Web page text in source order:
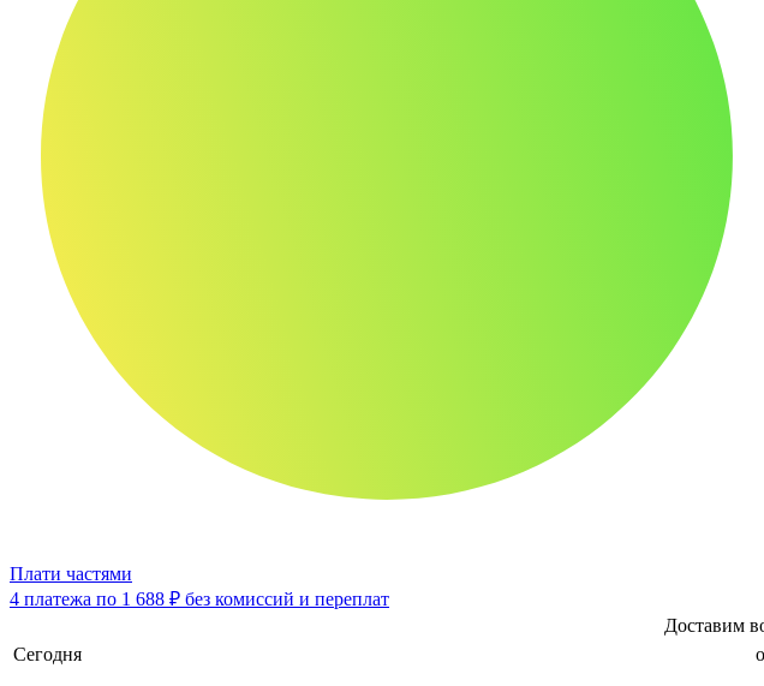
Плати частями
4 платежа по 1 688 ₽ без комиссий и переплат
Доставим
Сегодня